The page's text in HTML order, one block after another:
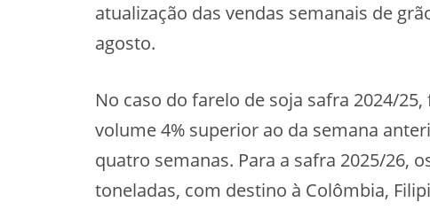
atualização das vendas semanais de
agosto.
No caso do farelo de soja safra 2024/
volume 4% superior ao da semana
quatro semanas. Para a safra 2025/26,
toneladas, com destino à Colômbia,